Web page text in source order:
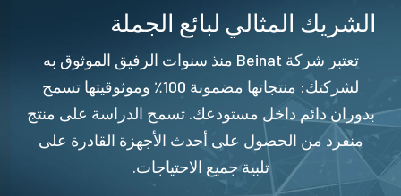
الشريك المثالي لبائع الجملة
تعتبر شركة Beinat منذ سنوات الرفيق الموثوق به
لشركتك: منتجاتها مضمونة 100٪ وموثوقيتها تسمح
بدوران دائم داخل مستودعك. تسمح الدراسة على منتج
منفرد من الحصول على أحدث الأجهزة القادرة على
تلبية جميع الاحتياجات.